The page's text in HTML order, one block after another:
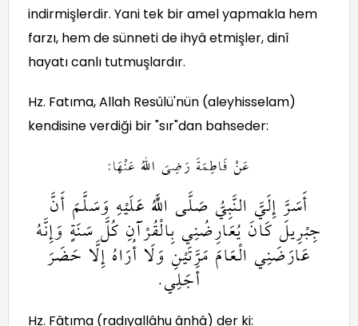
indirmişlerdir. Yani tek bir amel yapmakla hem
farzı, hem de sünneti de ihyâ etmişler, dinî
hayatı canlı tutmuşlardır.
Hz. Fatıma, Allah Resûlü'nün (aleyhisselam)
kendisine verdiği bir "sır"dan bahseder:
عَنْ فَاطِمَةَ رَضِىَ اللهُ عَنْهَا:
أَسَرَّ إِلَيَّ النَّبِيُّ صَلَّى اللَّهُ عَلَيْهِ وَسَلَّمَ أَنَّ
جِبْرِيلَ كَانَ يُعَارِضُنِي بِالْقُرْآنِ كُلَّ سَنَةٍ وَإِنَّهُ
عَارَضَنِي الْعَامَ مَرَّتَيْنِ وَلَا أُرَاهُ إِلَّا حَضَرَ
أَجَلِي.
Hz. Fâtıma (radıyallâhu ânhâ) der ki: